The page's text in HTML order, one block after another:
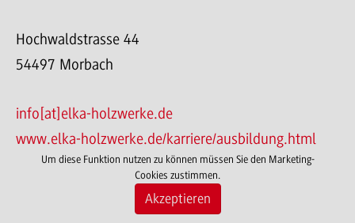
Hochwaldstrasse 44
54497 Morbach
info[at]elka-holzwerke.de
www.elka-holzwerke.de/karriere/ausbildung.html
Um diese Funktion nutzen zu können müssen Sie den Marketing-
Cookies zustimmen.
Akzeptieren